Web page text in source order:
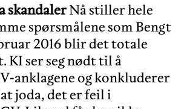
skandalerNå stiller hele
spørsmålene som Bengt
2016 blir det totale
KI ser seg nødt til å
anklagene og konkluderer
joda, det er feil i